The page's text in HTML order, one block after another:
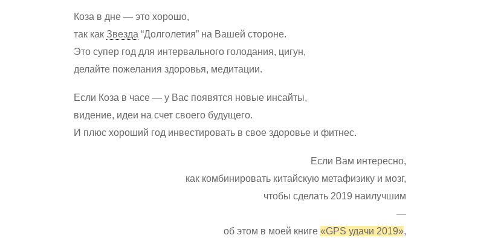
Коза в дне — это хорошо,
так как Звезда “Долголетия” на Вашей стороне.
Это супер год для интервального голодания, цигун,
делайте пожелания здоровья, медитации.
Если Коза в часе — у Вас появятся новые инсайты,
видение, идеи на счет своего будущего.
И плюс хороший год инвестировать в свое здоровье и фитнес.
Если Вам интересно,
как комбинировать китайскую метафизику и мозг,
чтобы сделать 2019 наилучшим
—
об этом в моей книге «GPS удачи 2019»,